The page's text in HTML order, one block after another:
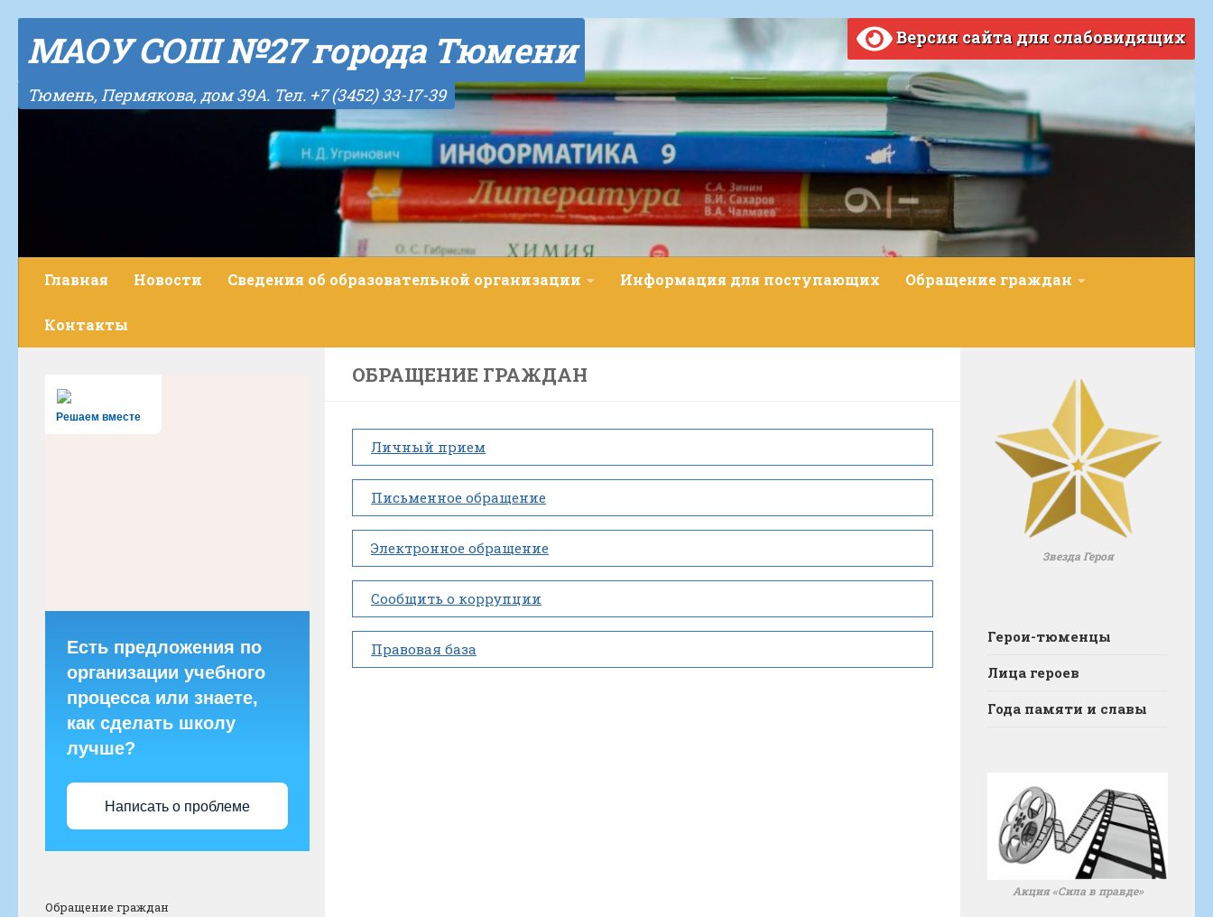
МАОУ СОШ №27 города Тюмени
Тюмень, Пермякова, дом 39А. Тел. +7 (3452) 33-17-39
Версия сайта для слабовидящих
Главная Новости Сведения об образовательной организации Информация для поступающих Обращение граждан
Контакты
ОБРАЩЕНИЕ ГРАЖДАН
Личный прием
Письменное обращение
Электронное обращение
Сообщить о коррупции
Правовая база
Решаем вместе
Есть предложения по
организации учебного
процесса или знаете,
как сделать школу
лучше?
Написать о проблеме
Обращение граждан
Звезда Героя
Герои-тюменцы
Лица героев
Года памяти и славы
Акция «Сила в правде»